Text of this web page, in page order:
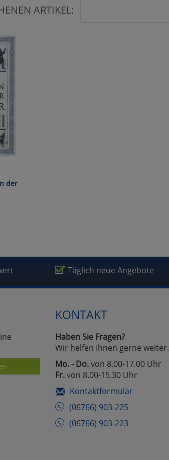
ARTIKEL:
der
Täglich neue Angebote
KONTAKT
Haben Sie Fragen?
Wir helfen Ihnen gerne weiter.
Mo. - Do.von 8.00-17.00 Uhr
Fr.von 8.00-15.30 Uhr
Kontaktformular
(06766) 903-225
(06766) 903-223